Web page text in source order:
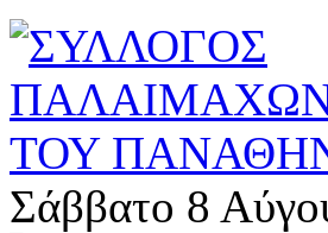
Σάββατο 8